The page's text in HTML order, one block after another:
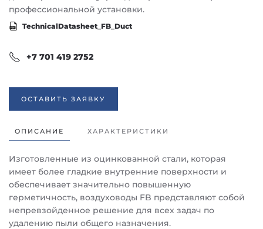
профессиональной установки.
TechnicalDatasheet_FB_Duct
+7 701 419 2752
ОСТАВИТЬ ЗАЯВКУ
ОПИСАНИЕ ХАРАКТЕРИСТИКИ
Изготовленные из оцинкованной стали, которая
имеет более гладкие внутренние поверхности и
обеспечивает значительно повышенную
герметичность, воздуховоды FB представляют собой
непревзойденное решение для всех задач по
удалению пыли общего назначения.